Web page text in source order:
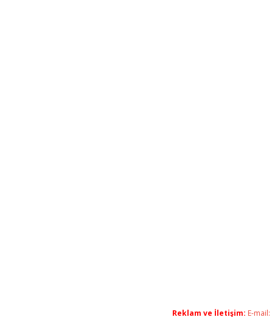
Reklam ve İletişim: E-mail: